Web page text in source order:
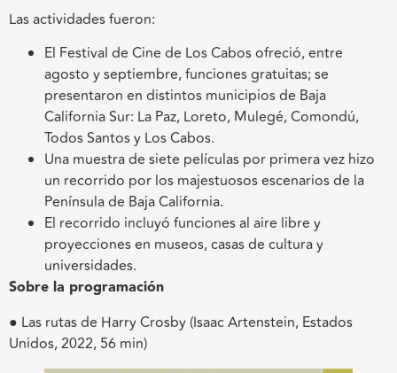
Las actividades fueron:
El Festival de Cine de Los Cabos ofreció, entre
agosto y septiembre, funciones gratuitas; se
presentaron en distintos municipios de Baja
California Sur: La Paz, Loreto, Mulegé, Comondú,
Todos Santos y Los Cabos.
Una muestra de siete películas por primera vez hizo
un recorrido por los majestuosos escenarios de la
Península de Baja California.
El recorrido incluyó funciones al aire libre y
proyecciones en museos, casas de cultura y
universidades.
Sobre la programación
● Las rutas de Harry Crosby (Isaac Artenstein, Estados
Unidos, 2022, 56 min)